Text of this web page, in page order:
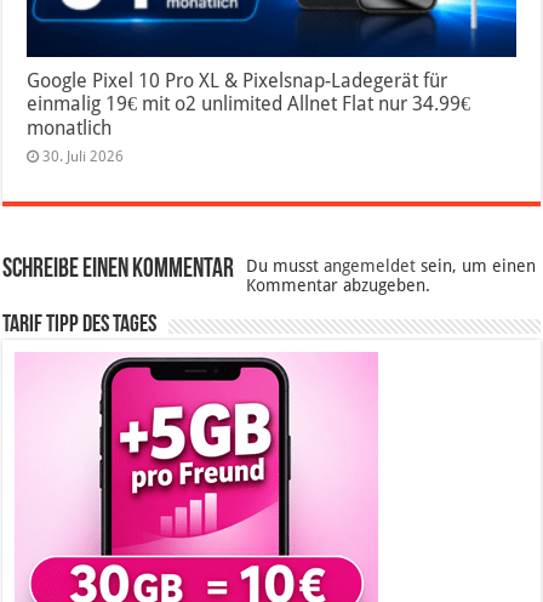
Google Pixel 10 Pro XL & Pixelsnap-Ladegerät für
einmalig 19€ mit o2 unlimited Allnet Flat nur 34.99€
monatlich
30. Juli 2026
Schreibe einen Kommentar Du musstangemeldet sein, um einen
Kommentar abzugeben.
Tarif Tipp des Tages